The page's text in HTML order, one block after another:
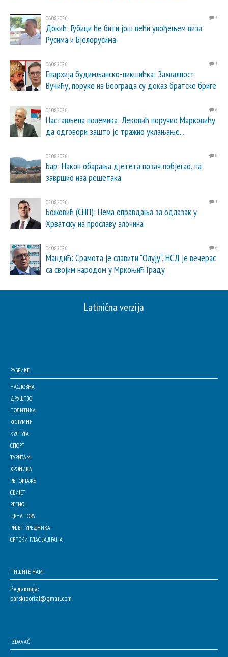
06.08.2026. 3
Докић: Губици ће бити још већи увођењем виза
Русима и Бјелорусима
06.08.2026. 1
Епархија будимљанско-никшићка: Захвалност
Вучићу, поруке из Београда су доказ братске бриге
05.08.2026. 6
Настављена полемика: Лековић поручио Марковићу
да одговори зашто је тражио уклањање...
05.08.2026. 0
Бар: Након обарања дјетета возач побјегао, па
завршио иза решетака
05.08.2026. 1
Божовић (СНП): Нема оправдања за одлазак у
Хрватску на прославу злочина
04.08.2026. 6
Мандић: Срамота је славити "Олују", НСД је вечерас
са својим народом у Мркоњић Граду
Latinična verzija
РУБРИКЕ
НАСЛОВНА
ДРУШТВО
ПОЛИТИКА
КОЛУМНЕ
КУЛТУРА
СПОРТ
ТУРИЗАМ
ХРОНИКА
РЕПОРТАЖЕ
СВИЈЕТ
РЕГИОН
ЦРНА ГОРА
РИЈЕЧ УРЕДНИКА
СРПСКИ ГЛАС ЈАДРАНА
ПИШИТЕ НАМ
Редакција:
barskiportal@gmail.com
IZDAVAČ: